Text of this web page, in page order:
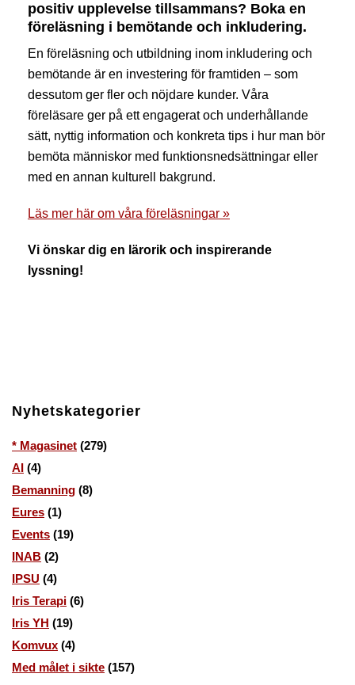
positiv upplevelse tillsammans? Boka en
föreläsning i bemötande och inkludering.
En föreläsning och utbildning inom inkludering och
bemötande är en investering för framtiden – som
dessutom ger fler och nöjdare kunder. Våra
föreläsare ger på ett engagerat och underhållande
sätt, nyttig information och konkreta tips i hur man bör
bemöta människor med funktionsnedsättningar eller
med en annan kulturell bakgrund.
Läs mer här om våra föreläsningar »
Vi önskar dig en lärorik och inspirerande
lyssning!
Nyhetskategorier
* Magasinet (279)
AI (4)
Bemanning (8)
Eures (1)
Events (19)
INAB (2)
IPSU (4)
Iris Terapi (6)
Iris YH (19)
Komvux (4)
Med målet i sikte (157)